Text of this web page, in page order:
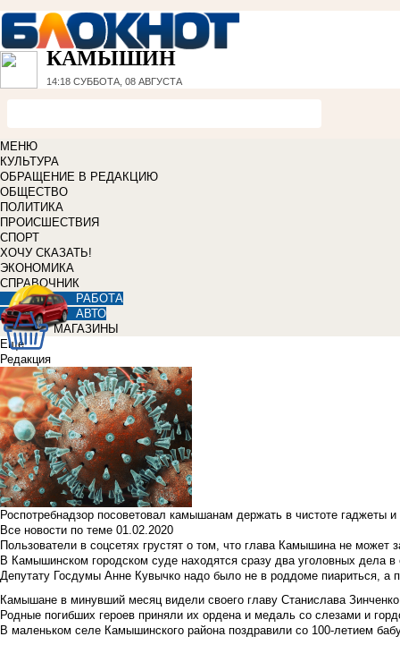
КАМЫШИН
14:18 СУББОТА, 08 АВГУСТА
МЕНЮ
КУЛЬТУРА
ОБРАЩЕНИЕ В РЕДАКЦИЮ
ОБЩЕСТВО
ПОЛИТИКА
ПРОИСШЕСТВИЯ
СПОРТ
ХОЧУ СКАЗАТЬ!
ЭКОНОМИКА
СПРАВОЧНИК
РАБОТА
АВТО
МАГАЗИНЫ
Еще
Редакция
Роспотребнадзор посоветовал камышанам держать в чистоте гаджеты
Все новости по теме 01.02.2020
Пользователи в соцсетях грустят о том, что глава Камышина не может
В Камышинском городском суде находятся сразу два уголовных дела
Депутату Госдумы Анне Кувычко надо было не в роддоме пиариться, а
Камышане в минувший месяц видели своего главу Станислава Зинченко
Родные погибших героев приняли их ордена и медаль со слезами и
В маленьком селе Камышинского района поздравили со 100-летием